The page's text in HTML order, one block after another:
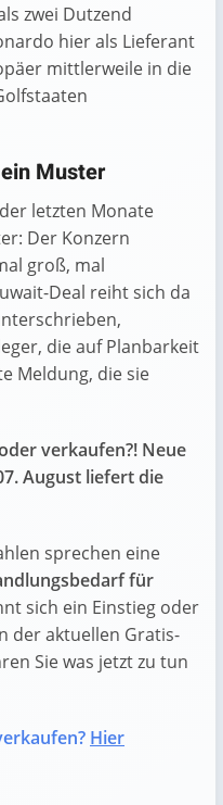
zwei Dutzend
hier als Lieferant
mittlerweile in die
Muster
letzten Monate
Der Konzern
groß, mal
Deal reiht sich da
die auf Planbarkeit
Meldung, die sie
verkaufen?! Neue
August liefert die
sprechen eine
für
sich ein Einstieg oder
der aktuellen Gratis-
Sie was jetzt zu tun
Hier